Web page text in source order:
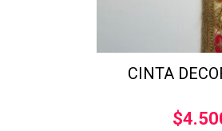
CINTA
$